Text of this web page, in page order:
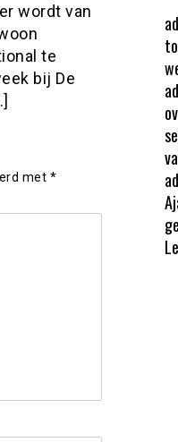
wordt van
te
bij De
met *